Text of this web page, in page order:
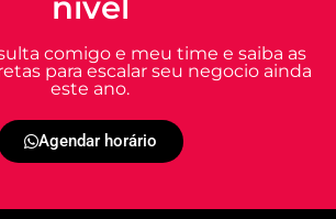
comigo e meu time e saiba as
para escalar seu negocio ainda
este ano.
Agendar horário